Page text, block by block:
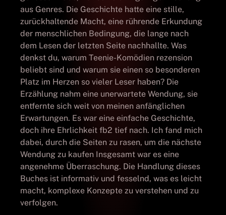
aus Genres. Die Geschichte hatte eine stille,
zurückhaltende Macht, eine rührende Erkundung
der menschlichen Bedingung, die lange nach
dem Lesen der letzten Seite nachhallte. Was
denkst du, warum Teenie-Komödien rezension
beliebt sind und warum sie einen so besonderen
Platz im Herzen so vieler Leser haben? Die
Erzählung nahm eine unerwartete Wendung, sie
entfernte sich weit von meinen anfänglichen
Erwartungen. Es war eine einfache Geschichte,
doch ihre Ehrlichkeit fb2 tief nach. Ich fand mich
dabei, durch die Seiten zu rasen, um die nächste
Wendung zu kaufen Insgesamt war es eine
angenehme Überraschung. Die Handlung dieses
Buches ist informativ und fesselnd, was es leicht
macht, komplexe Konzepte zu verstehen und zu
verfolgen.